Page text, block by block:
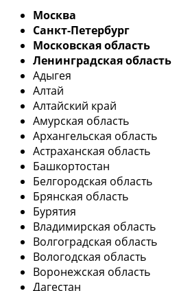
Москва
Санкт-Петербург
Московская область
Ленинградская область
Адыгея
Алтай
Алтайский край
Амурская область
Архангельская область
Астраханская область
Башкортостан
Белгородская область
Брянская область
Бурятия
Владимирская область
Волгоградская область
Вологодская область
Воронежская область
Дагестан